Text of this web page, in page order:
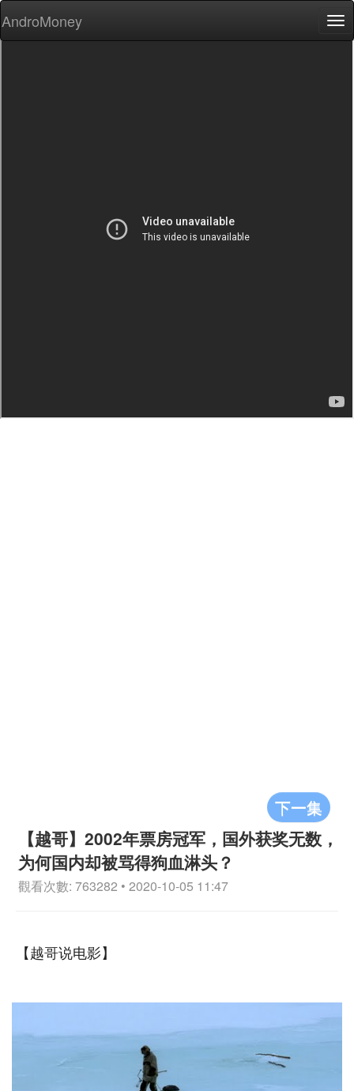
AndroMoney
下一集
【越哥】2002年票房冠军，国外获奖无数，
为何国内却被骂得狗血淋头？
觀看次數: 763282 • 2020-10-05 11:47
【越哥说电影】